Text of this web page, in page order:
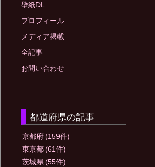
壁紙DL
プロフィール
メディア掲載
全記事
お問い合わせ
都道府県の記事
京都府 (159件)
東京都 (61件)
茨城県 (55件)